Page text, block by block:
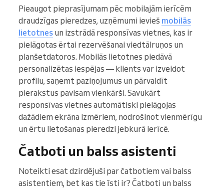
Pieaugot pieprasījumam pēc mobilajām ierīcēm
draudzīgas pieredzes, uzņēmumi ievieš mobilās
lietotnes un izstrādā responsīvas vietnes, kas ir
pielāgotas ērtai rezervēšanai viedtālruņos un
planšetdatoros. Mobilās lietotnes piedāvā
personalizētas iespējas — klients var izveidot
profilu, saņemt paziņojumus un pārvaldīt
pierakstus pavisam vienkārši. Savukārt
responsīvas vietnes automātiski pielāgojas
dažādiem ekrāna izmēriem, nodrošinot vienmērīgu
un ērtu lietošanas pieredzi jebkurā ierīcē.
Čatboti un balss asistenti
Noteikti esat dzirdējuši par čatbotiem vai balss
asistentiem, bet kas tie īsti ir? Čatboti un balss